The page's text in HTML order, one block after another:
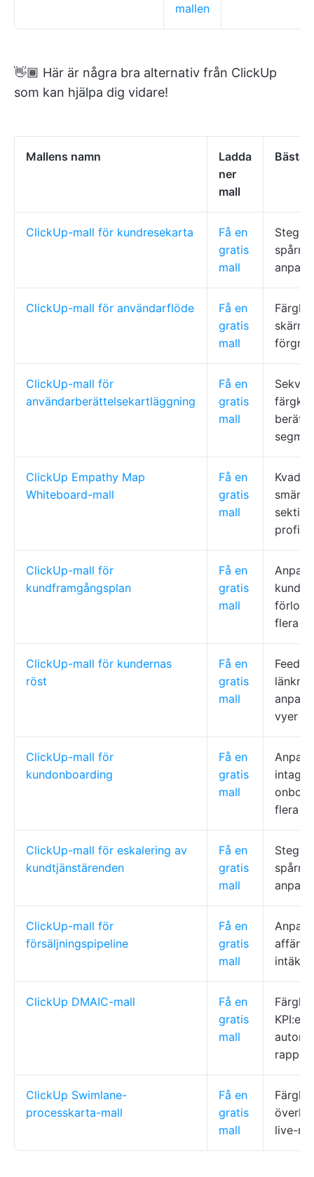
mallen
👋🏾 Här är några bra alternativ från ClickUp
som kan hjälpa dig vidare!
Mallens namn
Ladda
ner
mall
Bästa
ClickUp-mall för kundresekarta
Få en
gratis
mall
ClickUp-mall för användarflöde
Få en
gratis
mall
ClickUp-mall för
användarberättelsekartläggning
Få en
gratis
mall
ClickUp Empathy Map
Whiteboard-mall
Få en
gratis
mall
profil
ClickUp-mall för
kundframgångsplan
Få en
gratis
mall
flera
ClickUp-mall för kundernas
röst
Få en
gratis
mall
vyer
ClickUp-mall för
kundonboarding
Få en
gratis
mall
flera
ClickUp-mall för eskalering av
kundtjänstärenden
Få en
gratis
mall
ClickUp-mall för
försäljningspipeline
Få en
gratis
mall
ClickUp DMAIC-mall
Få en
gratis
mall
KPI:er,
ClickUp Swimlane-
processkarta-mall
Få en
gratis
mall
live-